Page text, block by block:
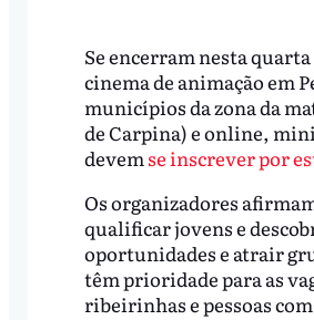
Se encerram nesta
cinema de animação em
municípios da zona da
de Carpina) e online,
devemse inscrever por
Os organizadores
qualificar jovens e
oportunidades e atrair
têm prioridade para as
ribeirinhas e pessoas